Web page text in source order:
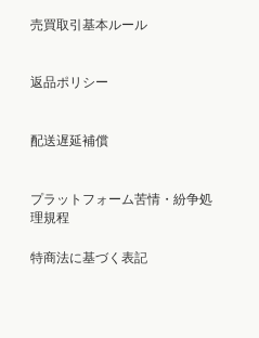
売買取引基本ルール
返品ポリシー
配送遅延補償
プラットフォーム苦情・紛争処
理規程
特商法に基づく表記